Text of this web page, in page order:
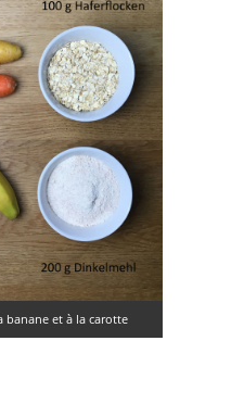
banane et à la carotte